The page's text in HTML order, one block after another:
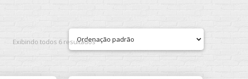
Exibindo todos 6 resultados